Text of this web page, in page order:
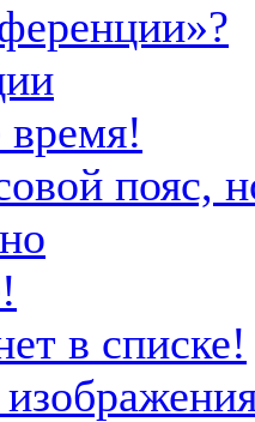
время!
пояс,
в списке!